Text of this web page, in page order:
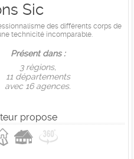
Sic
des différents corps de
technicité incomparable.
Présent dans :
3 règions,
11 départements
avec 16 agences.
propose